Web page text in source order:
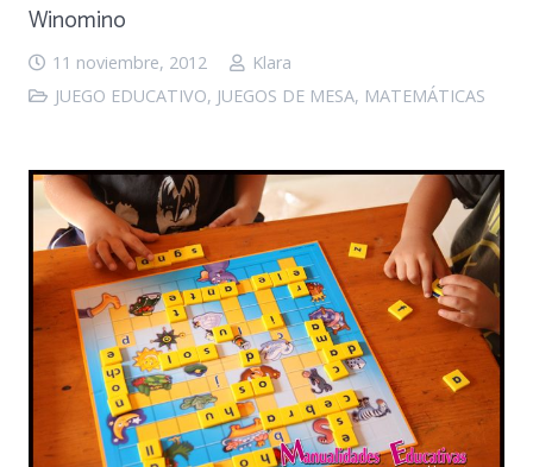
Winomino
11 noviembre, 2012
Klara
JUEGO EDUCATIVO, JUEGOS DE MESA, MATEMÁTICAS